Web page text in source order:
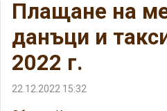
Плащане на
данъци и
2022 г.
22.12.2022 15:32